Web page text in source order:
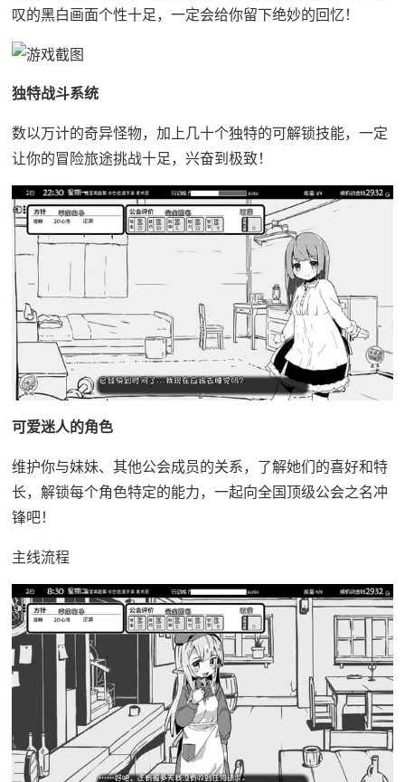
叹的黑白画面个性十足，一定会给你留下绝妙的回忆！
独特战斗系统
数以万计的奇异怪物，加上几十个独特的可解锁技能，一定
让你的冒险旅途挑战十足，兴奋到极致！
可爱迷人的角色
维护你与妹妹、其他公会成员的关系，了解她们的喜好和特
长，解锁每个角色特定的能力，一起向全国顶级公会之名冲
锋吧！
主线流程